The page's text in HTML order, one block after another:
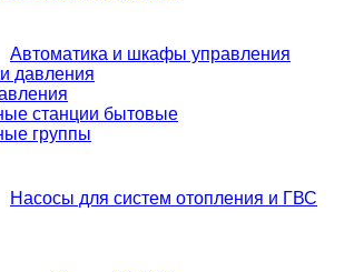
Автоматика и шкафы управления
давления
станции бытовые
группы
Насосы для систем отопления и ГВС